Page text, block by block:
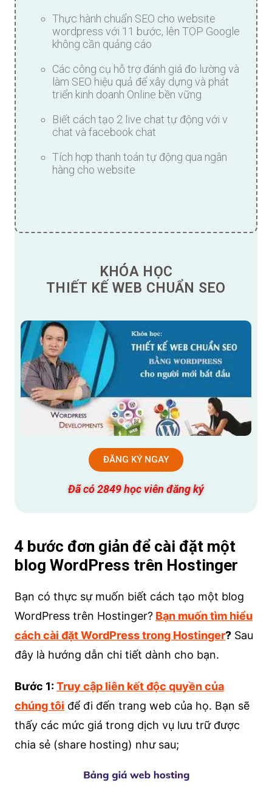
Thực hành chuẩn SEO cho website
wordpress với 11 bước, lên TOP Google
không cần quảng cáo
Các công cụ hỗ trợ đánh giá đo lường và
làm SEO hiệu quả để xây dựng và phát
triển kinh doanh Online bền vững
Biết cách tạo 2 live chat tự động với v
chat và facebook chat
Tích hợp thanh toán tự động qua ngân
hàng cho website
KHÓA HỌC
THIẾT KẾ WEB CHUẨN SEO
ĐĂNG KÝ NGAY
Đã có 2849 học viên đăng ký
4 bước đơn giản để cài đặt một
blog WordPress trên Hostinger
Bạn có thực sự muốn biết cách tạo một blog
WordPress trên Hostinger? Bạn muốn tìm hiểu
cách cài đặt WordPress trong Hostinger?Sau
đây là hướng dẫn chi tiết dành cho bạn.
Bước 1:Truy cập liên kết độc quyền của
chúng tôi để đi đến trang web của họ. Bạn sẽ
thấy các mức giá trong dịch vụ lưu trữ được
chia sẻ (share hosting) như sau;